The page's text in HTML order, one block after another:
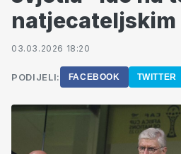
03.03.2026 18:20
PODIJELI: FACEBOOK TWITTER